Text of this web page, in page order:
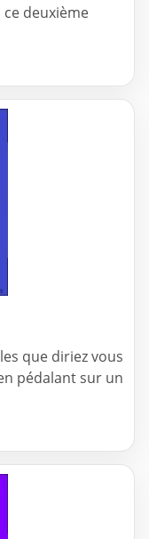
ce deuxième
que diriez vous
pédalant sur un